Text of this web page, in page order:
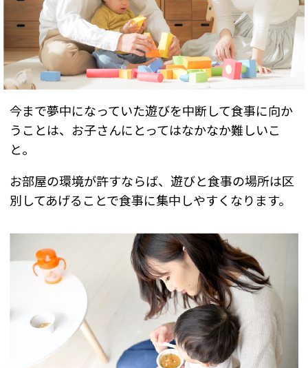
今まで夢中になっていた遊びを中断して食事に向か
うことは、お子さんにとってはなかなか難しいこ
と。
お部屋の環境が許すならば、遊びと食事の場所は区
別してあげることで食事に集中しやすくなります。